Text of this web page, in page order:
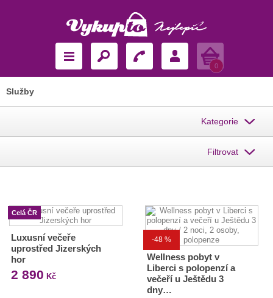
Košík
0
Služby
Kategorie
Filtrovat
Celá ČR
Luxusní večeře
uprostřed Jizerských
hor
2 890 Kč
-48 %
Wellness pobyt v
Liberci s polopenzí a
večeří u Ještědu 3
dny…